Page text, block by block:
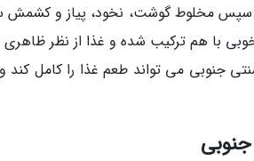
سپس مخلوط گوشت، نخود، پیاز و
با هم ترکیب شده و غذا از نظر
جنوبی می تواند طعم غذا را کامل کند و